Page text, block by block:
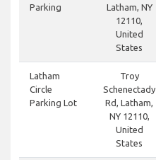
Parking
Latham, NY
12110,
United
States
Latham
Circle
Parking Lot
Troy
Schenectady
Rd, Latham,
NY 12110,
United
States